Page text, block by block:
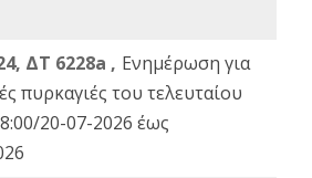
ΔΤ 6228a , Ενημέρωση για
πυρκαγιές του τελευταίου
20-07-2026 έως